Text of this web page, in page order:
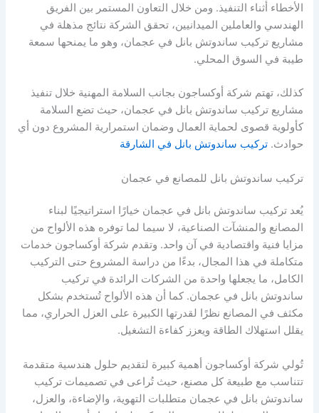
الأخطاء أثناء التنفيذ. ومن خلال التعاون المستمر بين الفريق
الهندسي والعاملين الميدانيين، تحقق الشركة نتائج مذهلة في
مشاريع تركيب ساندوتش بانل في عجمان، وهو ما يمنحها سمعة
طيبة في السوق المحلي.
كذلك، تهتم شركة أوكساجون بجانب السلامة المهنية خلال تنفيذ
مشاريع تركيب ساندوتش بانل في عجمان، حيث تضع السلامة
كأولوية قصوى لحماية العمال وضمان استمرارية المشروع دون أي
حوادث. تركيب ساندوتش بانل في الشارقة
تركيب ساندوتش بانل للمصانع في عجمان
يُعد تركيب ساندوتش بانل في عجمان خيارًا استراتيجيًا لبناء
المصانع والمنشآت الصناعية، لا سيما لما توفره هذه الألواح من
مزايا فنية واقتصادية في آن واحد. وتقدم شركة أوكساجون خدمات
متكاملة في هذا المجال، بدءًا من دراسة المشروع حتى التركيب
الكامل، ما يجعلها واحدة من الشركات الرائدة في تركيب
ساندوتش بانل في عجمان. كما أن هذه الألواح تُستخدم بشكل
مكثف في المصانع نظرًا لقدرتها الكبيرة على العزل الحراري، مما
يقلل استهلاك الطاقة ويعزز كفاءة التشغيل.
تُولي شركة أوكساجون أهمية كبيرة لتقديم حلول هندسية متقدمة
تتناسب مع طبيعة كل مصنع، حيث تُراعى في تصميمات تركيب
ساندوتش بانل في عجمان متطلبات التهوية، والإضاءة، والعزل،